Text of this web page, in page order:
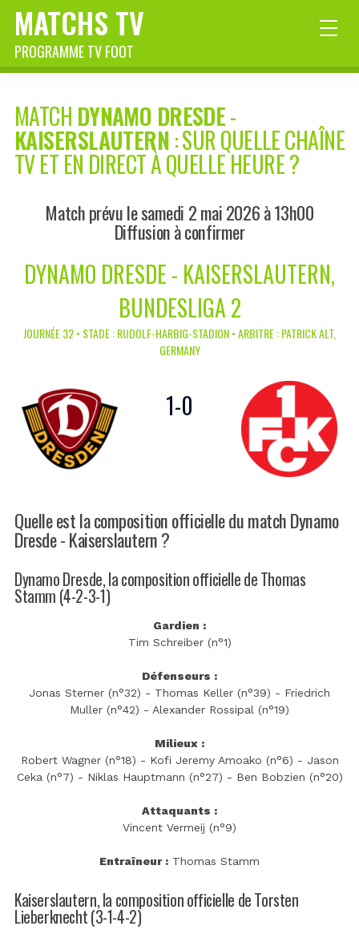
MATCHS TV
PROGRAMME TV FOOT
MATCH DYNAMO DRESDE-
KAISERSLAUTERN: SUR QUELLE CHAÎNE
TV ET EN DIRECT À QUELLE HEURE ?
Match prévu le samedi 2 mai 2026 à 13h00
Diffusion à confirmer
DYNAMO DRESDE - KAISERSLAUTERN,
BUNDESLIGA 2
JOURNÉE 32 • STADE : RUDOLF-HARBIG-STADION • ARBITRE : PATRICK ALT,
GERMANY
1-0
Quelle est la composition officielle du match Dynamo
Dresde - Kaiserslautern ?
Dynamo Dresde, la composition officielle de Thomas
Stamm (4-2-3-1)
Gardien :
Tim Schreiber (n°1)
Défenseurs :
Jonas Sterner (n°32) - Thomas Keller (n°39) - Friedrich
Muller (n°42) - Alexander Rossipal (n°19)
Milieux :
Robert Wagner (n°18) - Kofi Jeremy Amoako (n°6) - Jason
Ceka (n°7) - Niklas Hauptmann (n°27) - Ben Bobzien (n°20)
Attaquants :
Vincent Vermeij (n°9)
Entraîneur : Thomas Stamm
Kaiserslautern, la composition officielle de Torsten
Lieberknecht (3-1-4-2)